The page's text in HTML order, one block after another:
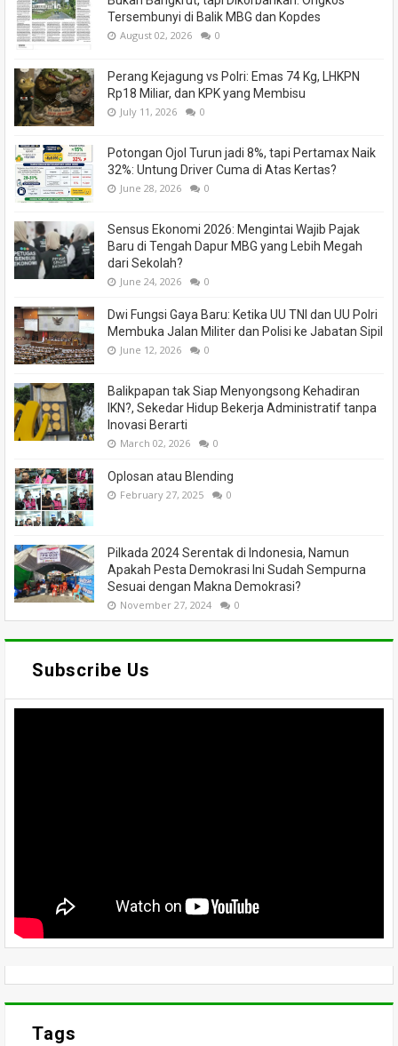
Tersembunyi di Balik MBG dan Kopdes
August 02, 2026 0
Perang Kejagung vs Polri: Emas 74 Kg, LHKPN
Rp18 Miliar, dan KPK yang Membisu
July 11, 2026 0
Potongan Ojol Turun jadi 8%, tapi Pertamax Naik
32%: Untung Driver Cuma di Atas Kertas?
June 28, 2026 0
Sensus Ekonomi 2026: Mengintai Wajib Pajak
Baru di Tengah Dapur MBG yang Lebih Megah
dari Sekolah?
June 24, 2026 0
Dwi Fungsi Gaya Baru: Ketika UU TNI dan UU Polri
Membuka Jalan Militer dan Polisi ke Jabatan Sipil
June 12, 2026 0
Balikpapan tak Siap Menyongsong Kehadiran
IKN?, Sekedar Hidup Bekerja Administratif tanpa
Inovasi Berarti
March 02, 2026 0
Oplosan atau Blending
February 27, 2025 0
Pilkada 2024 Serentak di Indonesia, Namun
Apakah Pesta Demokrasi Ini Sudah Sempurna
Sesuai dengan Makna Demokrasi?
November 27, 2024 0
Subscribe Us
Tags